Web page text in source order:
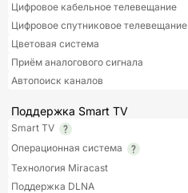
Цифровое кабельное телевещание
Цифровое спутниковое телевещание
Цветовая система
Приём аналогового сигнала
Автопоиск каналов
Поддержка Smart TV
Smart TV
Операционная система
Технология Miracast
Поддержка DLNA